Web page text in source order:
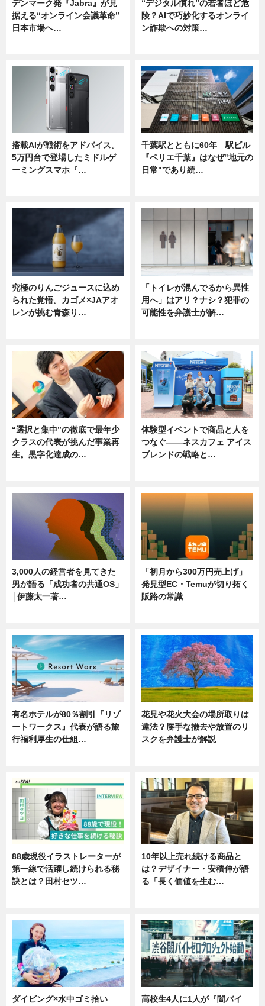
デンマーク発『Jabra』が見
据える“オンライン会議革命”
日本市場へ…
“デジタル慣れ”の若者ほど危
険？AIで巧妙化するオンライ
ン詐欺への対策…
搭載AIが戦術をアドバイス。
5万円台で登場したミドルゲ
ーミングスマホ『…
千葉駅とともに60年 駅ビル
『ペリエ千葉』はなぜ"地元の
日常"であり続…
究極のりんごジュースに込め
られた覚悟。カゴメ×JAアオ
レンが挑む青森り…
「トイレが混んでるから異性
用へ」はアリ？ナシ？犯罪の
可能性を弁護士が解…
“選択と集中”の徹底で最年少
クラスの代表が挑んだ事業再
生。黒字化達成の…
体験型イベントで商品と人を
つなぐ――ネスカフェ アイス
ブレンドの戦略と…
3,000人の経営者を見てきた
男が語る「成功者の共通OS」
│伊藤太一著…
「初月から300万円売上げ」
発見型EC・Temuが切り拓く
販路の常識
有名ホテルが80％割引『リゾ
ートワークス』代表が語る旅
行福利厚生の仕組…
花見や花火大会の場所取りは
違法？勝手な撤去や放置のリ
スクを弁護士が解説
88歳現役イラストレーターが
第一線で活躍し続けられる秘
訣とは？田村セツ…
10年以上売れ続ける商品と
は？デザイナー・安積伸が語
る「長く価値を生む…
ダイビング×水中ゴミ拾い
高校生4人に1人が『闇バイ